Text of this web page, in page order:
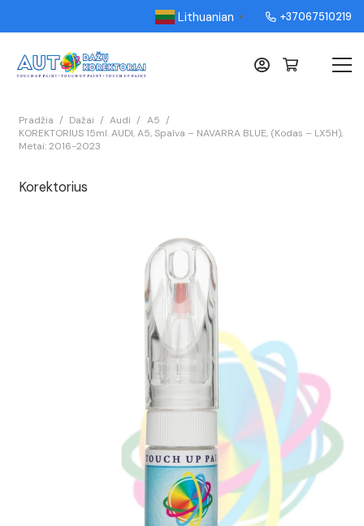
Lithuanian ▼ +37067510219
Pradžia / Dažai / Audi / A5 /
KOREKTORIUS 15ml. AUDI, A5, Spalva – NAVARRA BLUE, (Kodas – LX5H),
Metai: 2016-2023
Korektorius